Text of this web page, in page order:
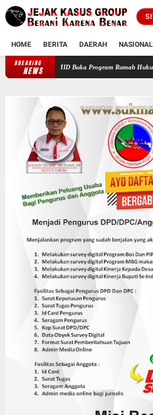
HOME BERITA DAERAH NASIONAL
BREAKING
NEWSProf Sutan Nasomal Dorong